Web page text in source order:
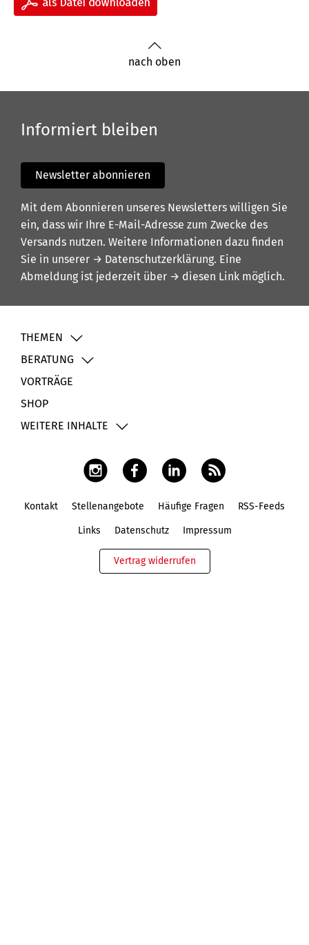
nach oben
Informiert bleiben
Newsletter abonnieren
Mit dem Abonnieren unseres Newsletters willigen Sie
ein, dass wir Ihre E-Mail-Adresse zum Zwecke des
Versands nutzen. Weitere Informationen dazu finden
Sie in unserer → Datenschutzerklärung. Eine
Abmeldung ist jederzeit über → diesen Link möglich.
THEMEN
BERATUNG
VORTRÄGE
SHOP
WEITERE INHALTE
Kontakt Stellenangebote Häufige Fragen RSS-Feeds
Links Datenschutz Impressum
Vertrag widerrufen